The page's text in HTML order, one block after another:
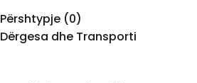
Përshtypje (0)
Dërgesa dhe Transporti